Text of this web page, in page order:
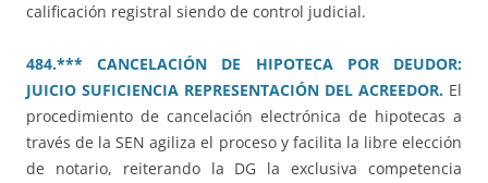
calificación registral siendo de control judicial.
484.*** CANCELACIÓN DE HIPOTECA POR DEUDOR:
JUICIO SUFICIENCIA REPRESENTACIÓN DEL ACREEDOR. El
procedimiento de cancelación electrónica de hipotecas a
través de la SEN agiliza el proceso y facilita la libre elección
de notario, reiterando la DG la exclusiva competencia